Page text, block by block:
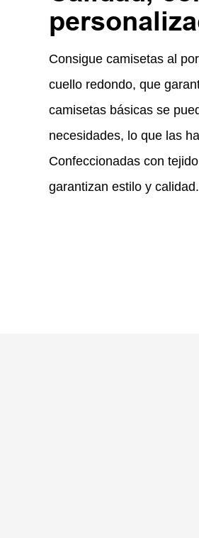
Consigue camisetas al
cuello redondo, que
camisetas básicas se
necesidades, lo que las
Confeccionadas con
garantizan estilo y calidad.